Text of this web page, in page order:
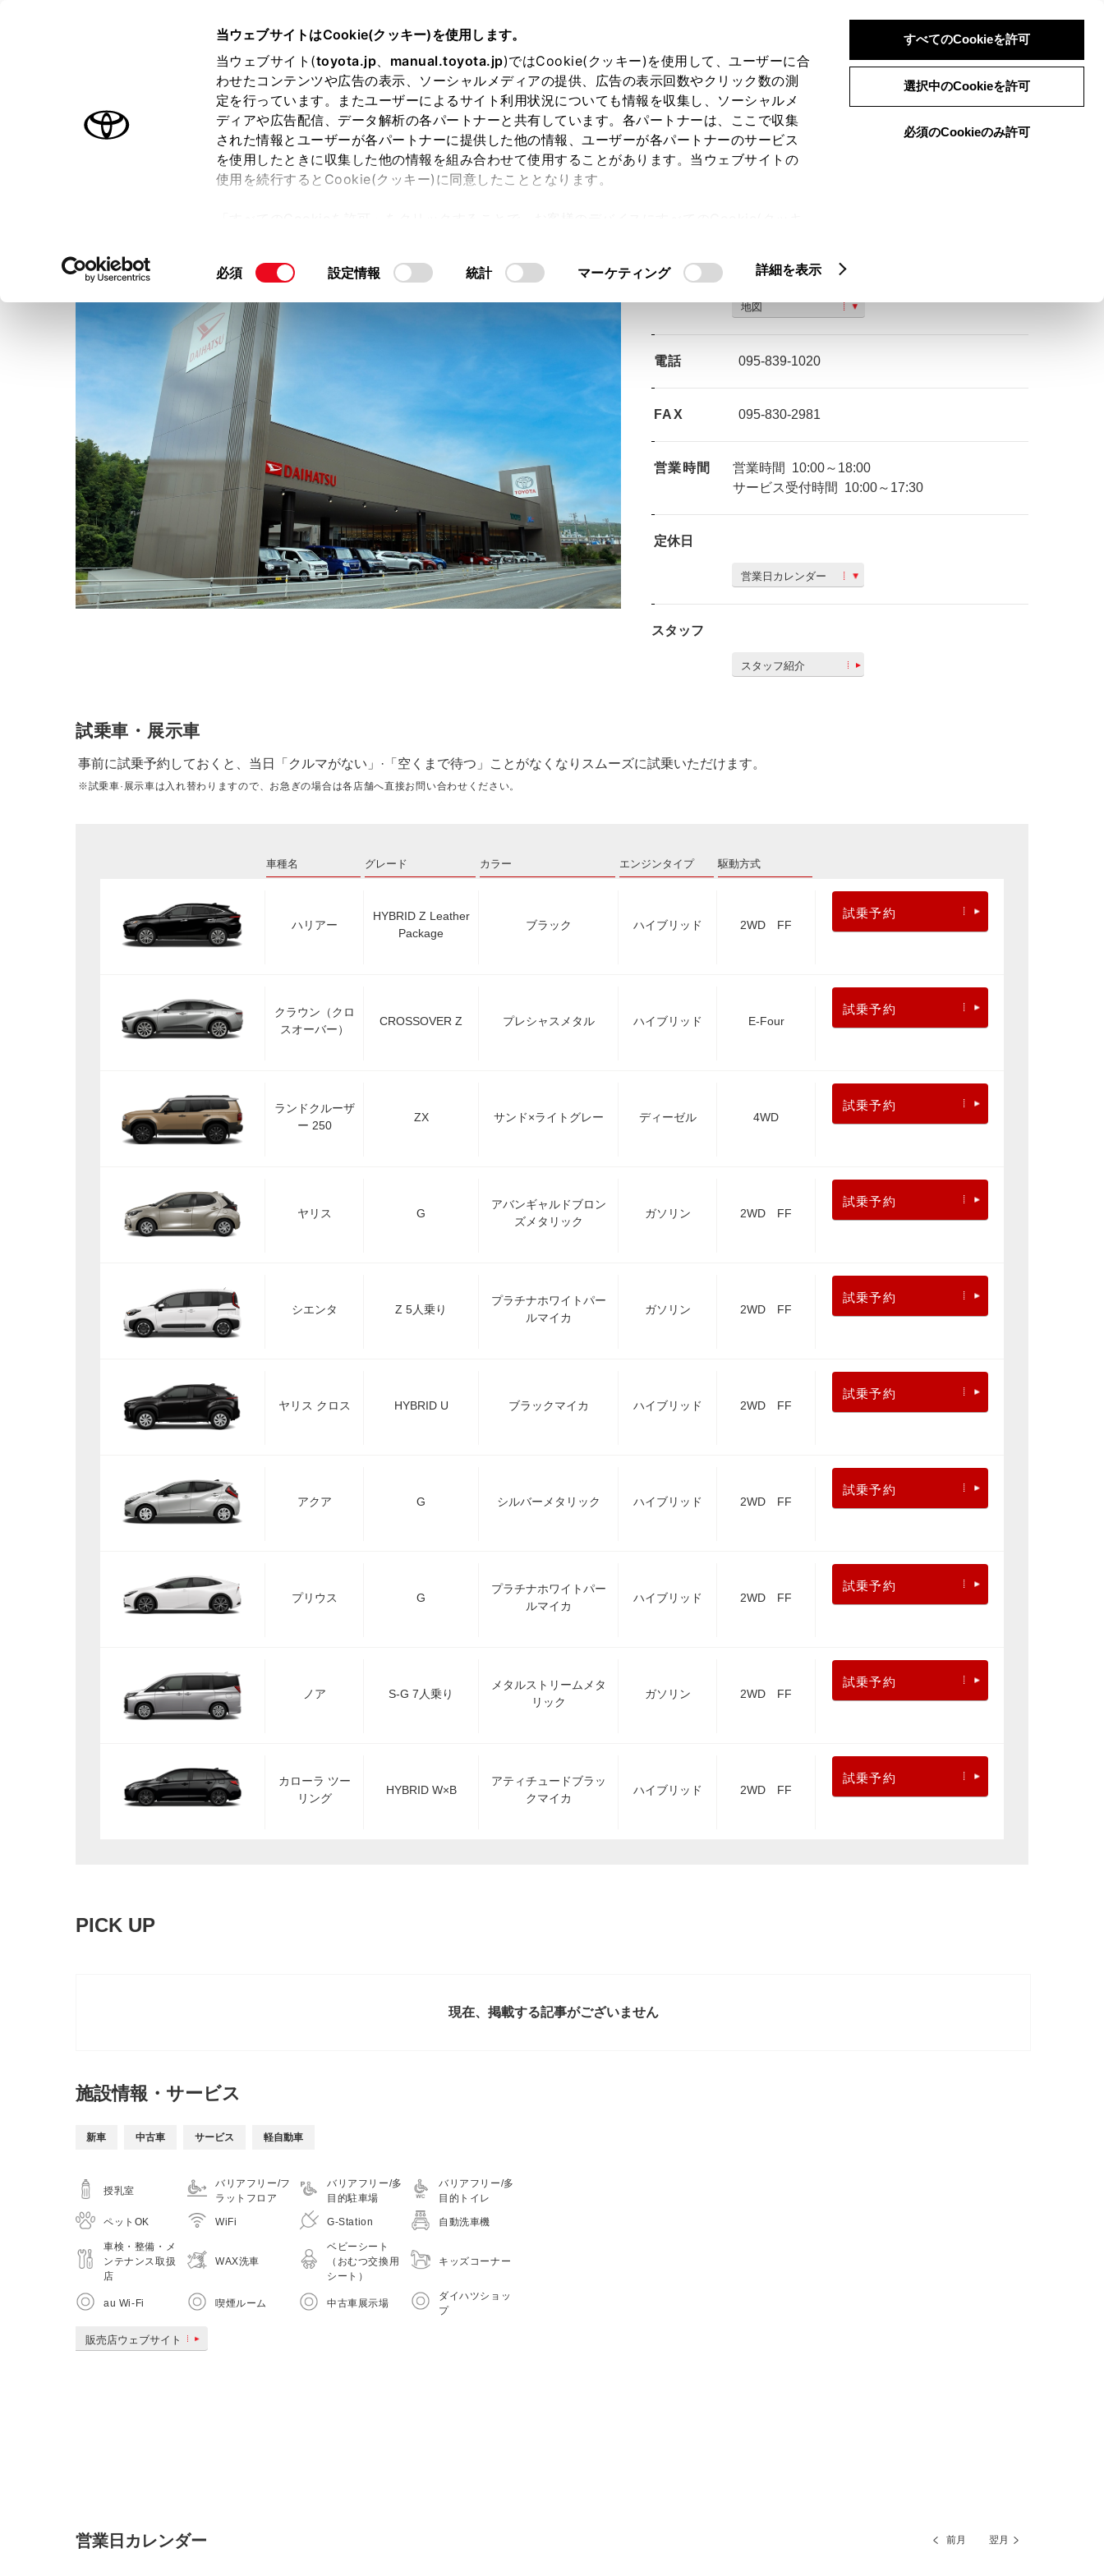
当ウェブサイトはCookie(クッキー)を使用します。
当ウェブサイト(toyota.jp、 manual.toyota.jp)ではCookie(クッキー)を使用して、ユーザーに合
わせたコンテンツや広告の表示、ソーシャルメディアの提供、広告の表示回数やクリック数の測
定を行っています。またユーザーによるサイト利用状況についても情報を収集し、ソーシャルメ
ディアや広告配信、データ解析の各パートナーと共有しています。各パートナーは、ここで収集
された情報とユーザーが各パートナーに提供した他の情報、ユーザーが各パートナーのサービス
を使用したときに収集した他の情報を組み合わせて使用することがあります。当ウェブサイトの
使用を続行するとCookie(クッキー)に同意したこととなります。
て」をご覧ください。
同
の
選
択
必須 設定情報 統計 マーケティング 詳細を表示
すべてのCookieを許可
選択中のCookieを許可
必須のCookieのみ許可
ログイン 検索 メニュー
オーナーサポート トピックス
店舗トップ スタッフ紹介 ショップブログ ご購入相談
住所 長崎市田中町３８７−１
地図
電話 095-839-1020
FAX 095-830-2981
営業時間 営業時間
10:00～18:00
サービス受付時間
10:00～17:30
定休日
営業日カレンダー
スタッフ
スタッフ紹介
試乗車・展示車
事前に試乗予約しておくと、当日「クルマがない」·「空くまで待つ」ことがなくなりスムーズに試乗いただけます。
※試乗車·展示車は入れ替わりますので、お急ぎの場合は各店舗へ直接お問い合わせください。
車種名 グレード カラー エンジンタイプ 駆動方式
ハリアー
HYBRID Z Leather
Package
ブラック ハイブリッド 2WD FF
試乗予約
クラウン（クロ
スオーバー）
CROSSOVER Z プレシャスメタル ハイブリッド E-Four
試乗予約
ランドクルーザ
ー 250
ZX サンド×ライトグレー ディーゼル 4WD
試乗予約
ヤリス G
アバンギャルドブロン
ズメタリック
ガソリン 2WD FF
試乗予約
シエンタ Z 5人乗り
プラチナホワイトパー
ルマイカ
ガソリン 2WD FF
試乗予約
ヤリス クロス HYBRID U ブラックマイカ ハイブリッド 2WD FF
試乗予約
アクア G シルバーメタリック ハイブリッド 2WD FF
試乗予約
プリウス G
プラチナホワイトパー
ルマイカ
ハイブリッド 2WD FF
試乗予約
ノア S-G 7人乗り
メタルストリームメタ
リック
ガソリン 2WD FF
試乗予約
カローラ ツー
リング
HYBRID W×B
アティチュードブラッ
クマイカ
ハイブリッド 2WD FF
試乗予約
PICK UP
現在、掲載する記事がございません
施設情報・サービス
新車 中古車 サービス 軽自動車
授乳室
バリアフリー/フ
ラットフロア
バリアフリー/多
目的駐車場
バリアフリー/多
目的トイレ
ペットOK WiFi G-Station 自動洗車機
車検・整備・メ
ンテナンス取扱
店
WAX洗車
ベビーシート
（おむつ交換用
シート）
キッズコーナー
au Wi-Fi 喫煙ルーム 中古車展示場
ダイハツショッ
プ
販売店ウェブサイト
営業日カレンダー 前月 翌月